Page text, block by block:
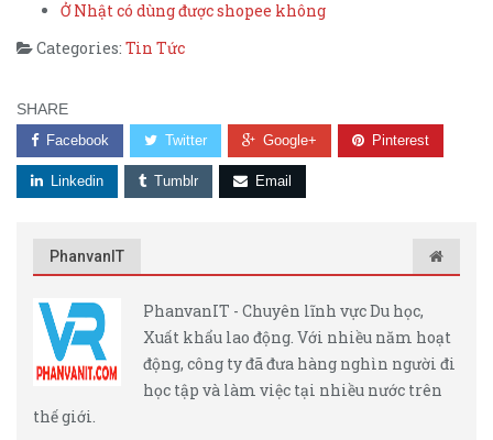
Ở Nhật có dùng được shopee không
Categories: Tin Tức
SHARE
Facebook Twitter Google+ Pinterest
Linkedin Tumblr Email
PhanvanIT
PhanvanIT - Chuyên lĩnh vực Du học,
Xuất khẩu lao động. Với nhiều năm hoạt
động, công ty đã đưa hàng nghìn người đi
học tập và làm việc tại nhiều nước trên
thế giới.